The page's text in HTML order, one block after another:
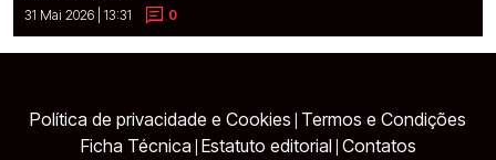
31 Mai 2026 | 13:31 0
Política de privacidade e Cookies Termos e Condições
Ficha Técnica Estatuto editorial Contatos